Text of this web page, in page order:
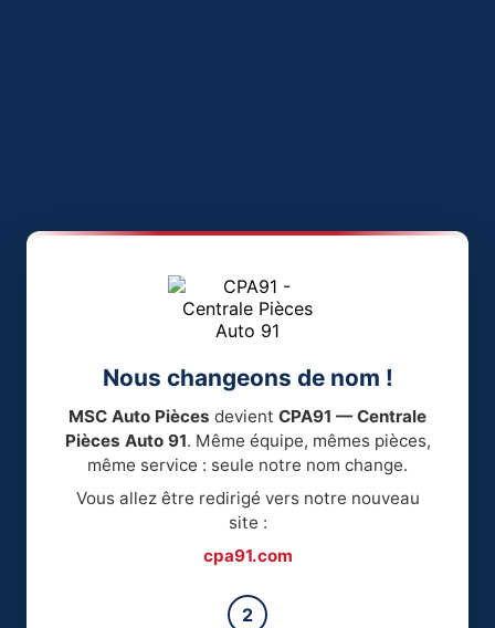
Nous changeons de nom !
MSC Auto Pièces devient CPA91 — Centrale
Pièces Auto 91. Même équipe, mêmes pièces,
même service : seule notre nom change.
Vous allez être redirigé vers notre nouveau
site :
cpa91.com
2